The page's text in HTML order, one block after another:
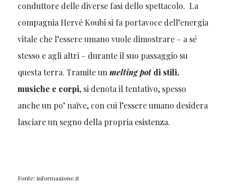
conduttore delle diverse fasi dello spettacolo. La
compagnia Hervé Koubi si fa portavoce dell’energia
vitale che l’essere umano vuole dimostrare – a sé
stesso e agli altri – durante il suo passaggio su
questa terra. Tramite unmelting potdi stili,
musiche e corpi, si denota il tentativo, spesso
anche un po’ naïve, con cui l’essere umano desidera
lasciare un segno della propria esistenza.
Fonte: informazione.it